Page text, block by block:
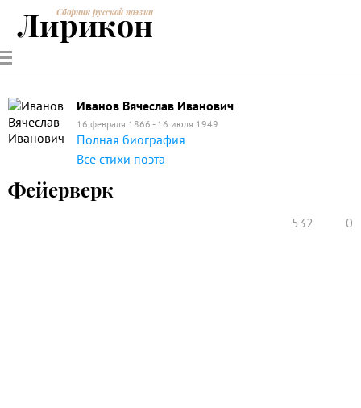
РУССКИЕ
ПОЭТЫ
СОВРЕМЕННИКИЭНЦИКЛОПЕДИЯ
ПОЭЗИИ
Сборник русской поэзии
Лирикон
Иванов Вячеслав Иванович
16 февраля 1866 - 16 июля 1949
Полная биография
Все стихи поэта
Фейерверк
532 0